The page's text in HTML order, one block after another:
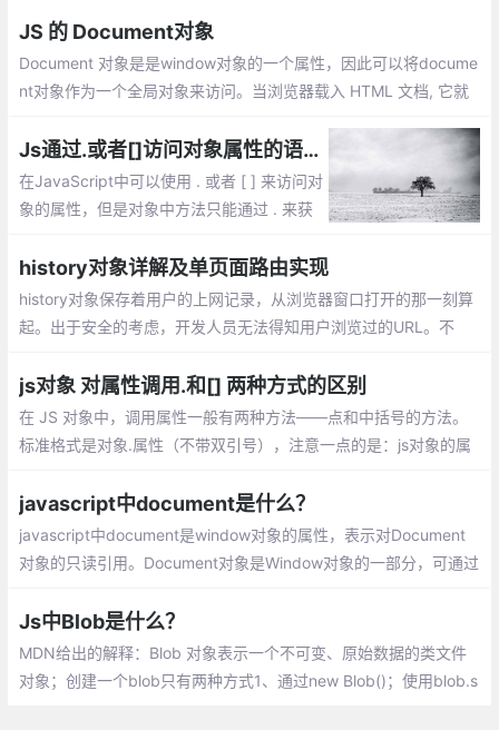
需要结合使用
JS 的 Document对象
Document 对象是是window对象的一个属性，因此可以将docume
nt对象作为一个全局对象来访问。当浏览器载入 HTML 文档, 它就
Js通过.或者[]访问对象属性的语法、性能等区别
在JavaScript中可以使用 . 或者 [ ] 来访问对
象的属性，但是对象中方法只能通过 . 来获
者使用[]作为一个关联数组来存取对象的属
性。但是这两种方式有什么区别了？
history对象详解及单页面路由实现
history对象保存着用户的上网记录，从浏览器窗口打开的那一刻算
起。出于安全的考虑，开发人员无法得知用户浏览过的URL。不
况下实现后退与前进
js对象 对属性调用.和[] 两种方式的区别
在 JS 对象中，调用属性一般有两种方法——点和中括号的方法。
标准格式是对象.属性（不带双引号），注意一点的是：js对象的属
ey数字啊，表达式啊等等
javascript中document是什么？
javascript中document是window对象的属性，表示对Document
对象的只读引用。Document对象是Window对象的一部分，可通过
Js中Blob是什么？
MDN给出的解释：Blob 对象表示一个不可变、原始数据的类文件
对象；创建一个blob只有两种方式1、通过new Blob()；使用blob.s